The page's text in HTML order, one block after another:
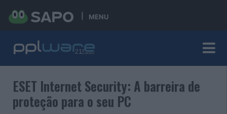
MENU
ESET Internet Security: A barreira de
proteção para o seu PC